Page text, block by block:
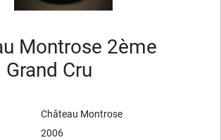
Montrose 2ème
Grand Cru
Château Montrose
2006